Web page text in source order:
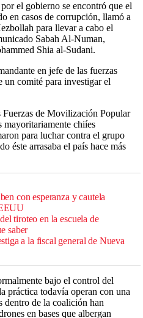
el gobierno se encontró que el
en casos de corrupción, llamó a
para llevar a cabo el
Sabah Al-Numan,
Shia al-Sudani.
en jefe de las fuerzas
un comité para investigar el
de Movilización Popular
chiíes
para luchar contra el grupo
éste arrasaba el país hace más
con esperanza y cautela
tiroteo en la escuela de
saber
a la fiscal general de Nueva
bajo el control del
práctica todavía operan con una
dentro de la coalición han
en bases que albergan